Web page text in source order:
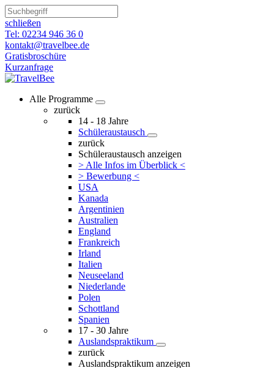
schließen
Tel: 02234 946 36 0
kontakt@travelbee.de
Gratisbroschüre
Kurzanfrage
Alle Programme
zurück
14 - 18 Jahre
Schüleraustausch
zurück
Schüleraustausch anzeigen
> Alle Infos im Überblick <
> Bewerbung <
USA
Kanada
Argentinien
Australien
England
Frankreich
Irland
Italien
Neuseeland
Niederlande
Polen
Schottland
Spanien
17 - 30 Jahre
Auslandspraktikum
zurück
Auslandspraktikum anzeigen